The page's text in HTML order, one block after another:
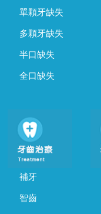
單顆牙缺失
多顆牙缺失
半口缺失
全口缺失
補牙
智齒